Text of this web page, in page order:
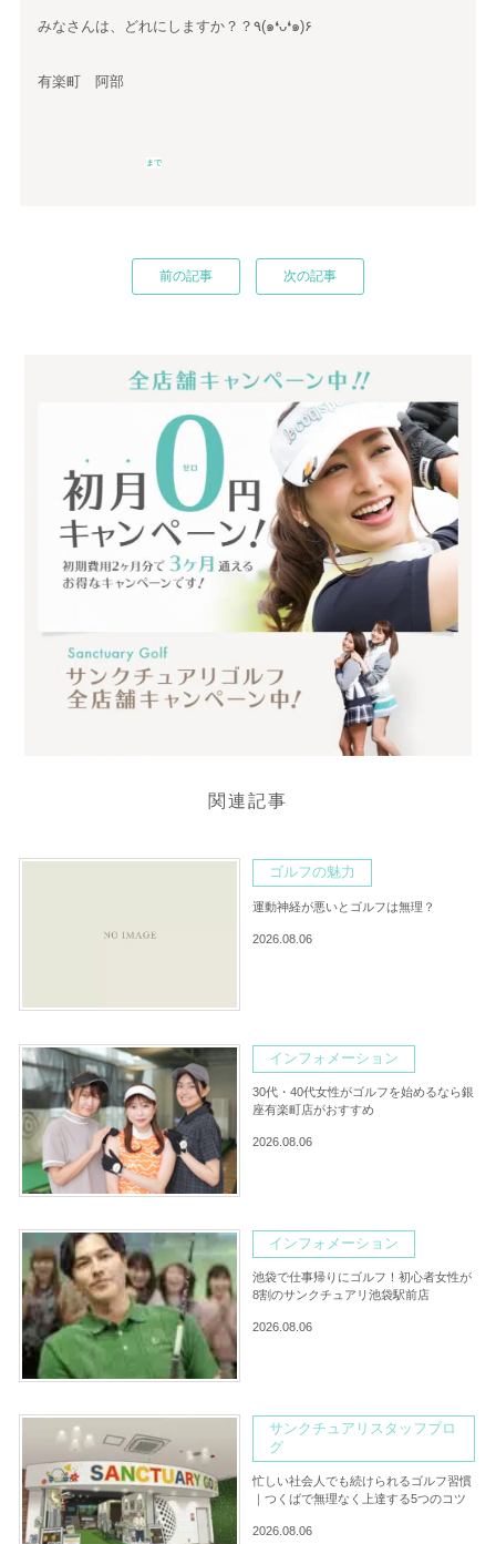
みなさんは、どれにしますか？？٩(๑❛ᴗ❛๑)۶
有楽町 阿部
前の記事 次の記事
まで
関連記事
ゴルフの魅力
運動神経が悪いとゴルフは無理？
2026.08.06
インフォメーション
30代・40代女性がゴルフを始めるなら銀
座有楽町店がおすすめ
2026.08.06
インフォメーション
池袋で仕事帰りにゴルフ！初心者女性が
8割のサンクチュアリ池袋駅前店
2026.08.06
サンクチュアリスタッフブロ
グ
忙しい社会人でも続けられるゴルフ習慣
｜つくばで無理なく上達する5つのコツ
2026.08.06